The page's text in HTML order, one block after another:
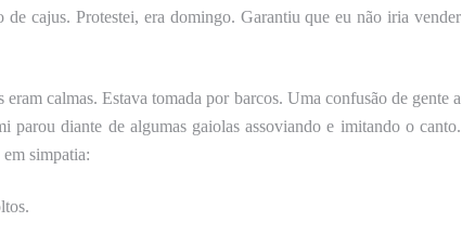
cajus. Protestei, era domingo. Garantiu que eu não iria vender
eram calmas.Estava tomada por barcos. Uma confusão de gente a
parou diante de algumas gaiolas assoviando e imitando o canto.
simpatia: